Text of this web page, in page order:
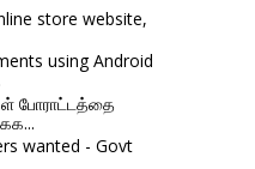
store website,
using Android
போராட்டத்தை
wanted - Govt